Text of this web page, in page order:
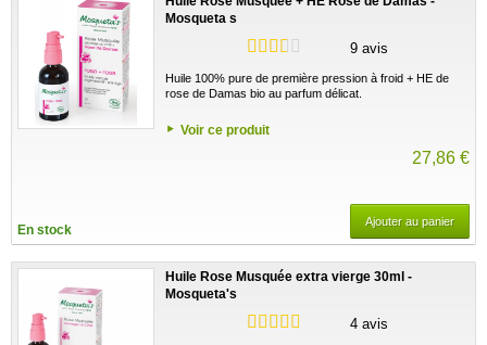
Mosqueta s
9 avis
Huile 100% pure de première pression à froid + HE de
rose de Damas bio au parfum délicat.
Voir ce produit
27,86 €
En stock
Ajouter au panier
Huile Rose Musquée extra vierge 30ml -
Mosqueta's
4 avis